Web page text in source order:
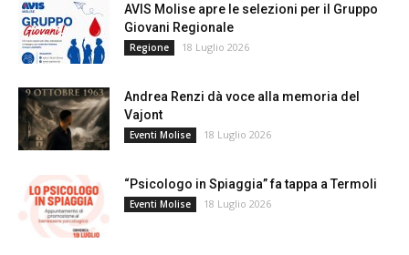
AVIS Molise apre le selezioni per il Gruppo
Giovani Regionale
Regione 18 Luglio 2026
Andrea Renzi dà voce alla memoria del
Vajont
Eventi Molise 18 Luglio 2026
“Psicologo in Spiaggia” fa tappa a Termoli
Eventi Molise 18 Luglio 2026